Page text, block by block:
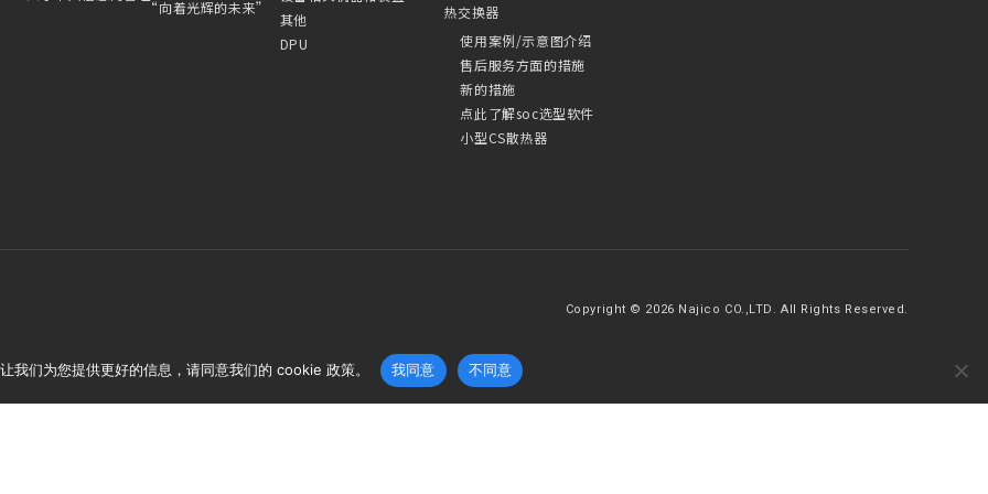
“向着光辉的未来”
其他
DPU
热交换器
使用案例/示意图介绍
售后服务方面的措施
新的措施
点此了解soc选型软件
小型CS散热器
Copyright © 2026 Najico CO.,LTD. All Rights Reserved.
我们为您提供更好的信息，请同意我们的 cookie 政策。 我同意 不同意